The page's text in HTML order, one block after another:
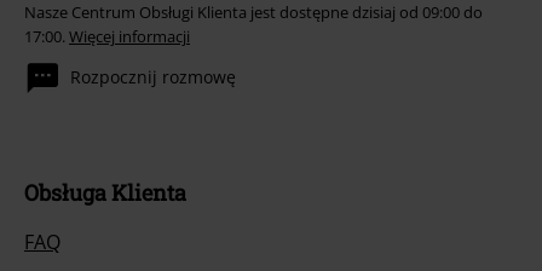
Nasze Centrum Obsługi Klienta jest dostępne dzisiaj od 09:00 do
17:00. Więcej informacji
Rozpocznij rozmowę
Obsługa Klienta
FAQ